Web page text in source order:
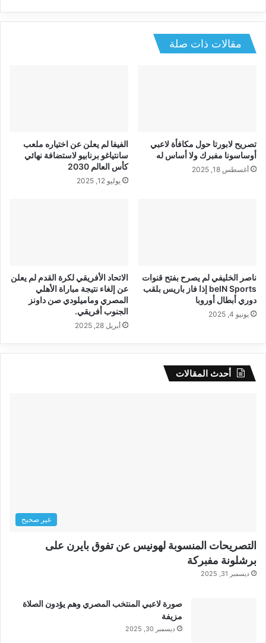
مقالات ذات صلة
تصريح لابورتا حول مكافأة لاعبي
أوساسونا مفبرك ولا أساس له
أغسطس 18, 2025
الفيفا لم يعلن عن اختياره ملعب
سانتياغو برنابيو لاستضافة نهائي
كأس العالم 2030
يوليو 12, 2025
ناصر الخليفي لم يصرح بفتح قنوات
beIN Sports إذا فاز باريس بلقب
دوري أبطال أوروبا
يونيو 4, 2025
الاتحاد الأفريقي لكرة القدم لم يعلن
عن إلغاء نتيجة مباراة الأهلي
المصري وماميلودي صن داونز
الجنوب أفريقي.
أبريل 28, 2025
أحدث المقالات
غير صحيح
التصريحات المنسوبة لهونيس عن تفوق بايرن على
برشلونة مفبركة
ديسمبر 31, 2025
صورة لاعبي المنتخب المصري وهم يؤدون الصلاة
مزيفة
ديسمبر 30, 2025